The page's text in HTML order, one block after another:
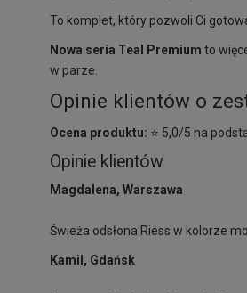
To komplet, który pozwoli Ci
Nowa seria Teal Premium to
w parze.
Opinie klientów o
Ocena produktu: ⭐ 5,0/5 na
Opinie klientów
Magdalena, Warszawa
Świeża odsłona Riess w kolorze
Kamil, Gdańsk